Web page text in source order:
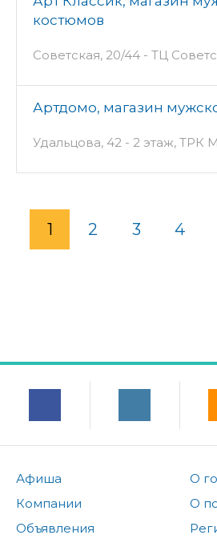
костюмов
Советская, 20/44 - ТЦ
Артдомо, магазин
Удальцова, 42 - 2 этаж, ТРК
1 2 3 4
Афиша
Компании
Объявления
О
О